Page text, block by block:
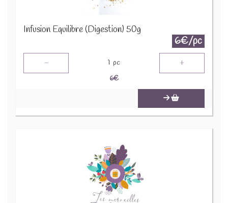
Infusion Equilibre (Digestion) 50g
6€/pc
- 1 pc +
6€